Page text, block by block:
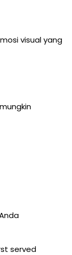
visual yang
served